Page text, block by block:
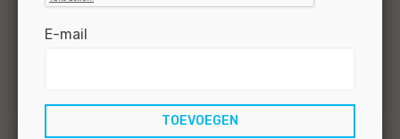
Branche
E-mail